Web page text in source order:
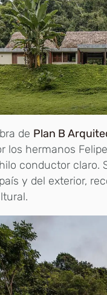
de Plan B
los hermanos
conductor claro.
y del exterior,